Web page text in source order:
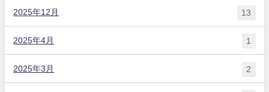
2025年12月 13
2025年4月 1
2025年3月 2